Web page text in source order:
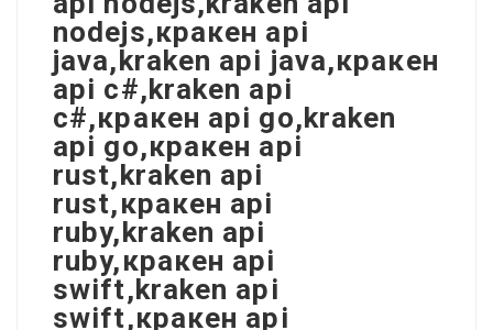
nodejs,кракен api
java,kraken api java,кракен
api c#,kraken api
c#,кракен api go,kraken
api go,кракен api
rust,kraken api
rust,кракен api
ruby,kraken api
ruby,кракен api
swift,kraken api
swift,кракен api